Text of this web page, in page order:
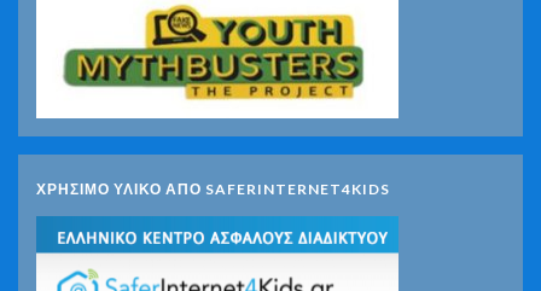
ΧΡΗΣΙΜΟ ΥΛΙΚΟ ΑΠΟ SAFERINTERNET4KIDS